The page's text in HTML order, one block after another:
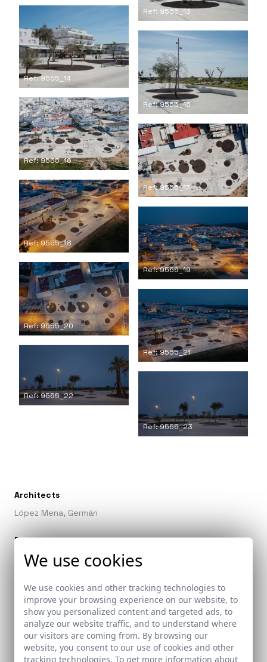
Ref: 9555_13
Ref: 9555_14
Ref: 9555_15
Ref: 9555_16
Ref: 9555_17
Ref: 9555_18
Ref: 9555_19
Ref: 9555_20
Ref: 9555_21
Ref: 9555_22
Ref: 9555_23
Architects
López Mena, Germán
Promoter
Ayuntamiento de Conil de la Frontera
Collaborators
Shahriari, Shiva. Arquitecta
Pavón Bautista, Jesús. Arquitecto
Aparejadores:
Márquez Garfia, Encarnación
We use cookies
We use cookies and other tracking technologies to
improve your browsing experience on our website, to
show you personalized content and targeted ads, to
analyze our website traffic, and to understand where
our visitors are coming from. By browsing our
website, you consent to our use of cookies and other
tracking technologies. To get more information about